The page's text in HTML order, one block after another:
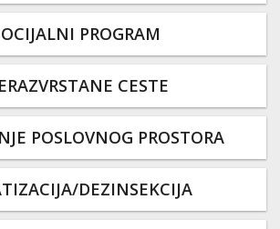
PROGRAM
CESTE
POSLOVNOG PROSTORA
DEZINSEKCIJA